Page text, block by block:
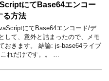
にてBase64エンコー
る方法
にてBase64エンコード/デ
して、意外と詰まったので、メモ
おきます。 結論: js-base64ライブ
れだけです。。 …